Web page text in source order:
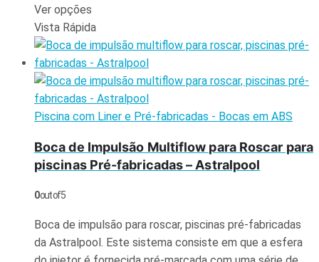
Ver opções
Vista Rápida
Piscina com Liner e Pré-fabricadas - Bocas em ABS
Boca de Impulsão Multiflow para Roscar para
piscinas Pré-fabricadas – Astralpool
0out of 5
Boca de impulsão para roscar, piscinas pré-fabricadas
da Astralpool. Este sistema consiste em que a esfera